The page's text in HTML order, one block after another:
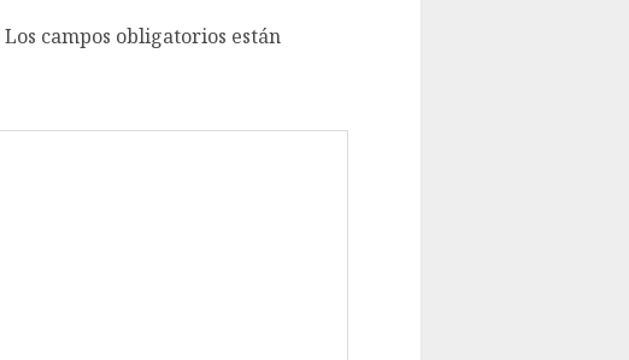
Los campos obligatorios están